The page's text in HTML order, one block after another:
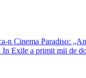
n Cinema Paradiso:
Exile a primit mii de